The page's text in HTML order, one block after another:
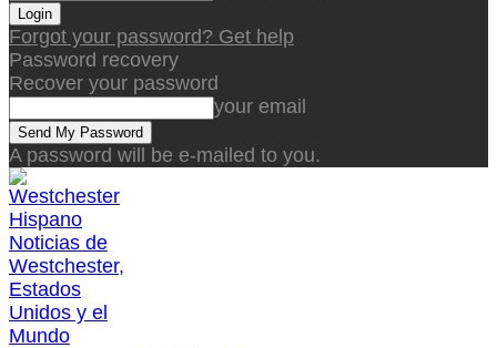
Forgot your password? Get help
Password recovery
Recover your password
your email
A password will be e-mailed to you.
Noticias de
Westchester,
Estados
Unidos y el
Mundo